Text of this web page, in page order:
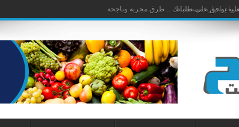
يوافق على طلباتك .. طرق مجربة وناجحة